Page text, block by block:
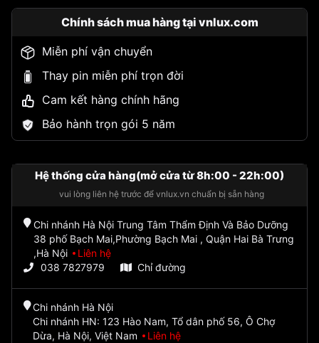
Chính sách mua hàng tại vnlux.com
Miễn phí vận chuyển
Thay pin miễn phí trọn đời
Cam kết hàng chính hãng
Bảo hành trọn gói 5 năm
Hệ thống cửa hàng(mở cửa từ 8h:00 - 22h:00)
vui lòng liên hệ trước để vnlux.vn chuẩn bị sẵn hàng
Chi nhánh Hà Nội Trung Tâm Thẩm Định Và Bảo Dưỡng
38 phố Bạch Mai,Phường Bạch Mai , Quận Hai Bà Trưng
,Hà Nội
Liên hệ
038 7827979
Chỉ đường
Chi nhánh Hà Nội
Chi nhánh HN: 123 Hào Nam, Tổ dân phố 56, Ô Chợ
Dừa, Hà Nội, Việt Nam
Liên hệ